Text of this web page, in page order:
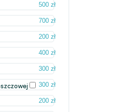
500 zł
700 zł
200 zł
400 zł
300 zł
300 zł
200 zł